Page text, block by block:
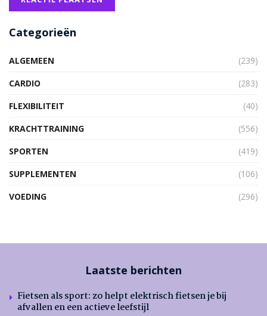
Categorieën
ALGEMEEN
(239)
CARDIO
(283)
FLEXIBILITEIT
(40)
KRACHTTRAINING
(556)
SPORTEN
(419)
SUPPLEMENTEN
(106)
VOEDING
(296)
Laatste berichten
Fietsen als sport: zo helpt elektrisch fietsen je bij
afvallen en een actieve leefstijl